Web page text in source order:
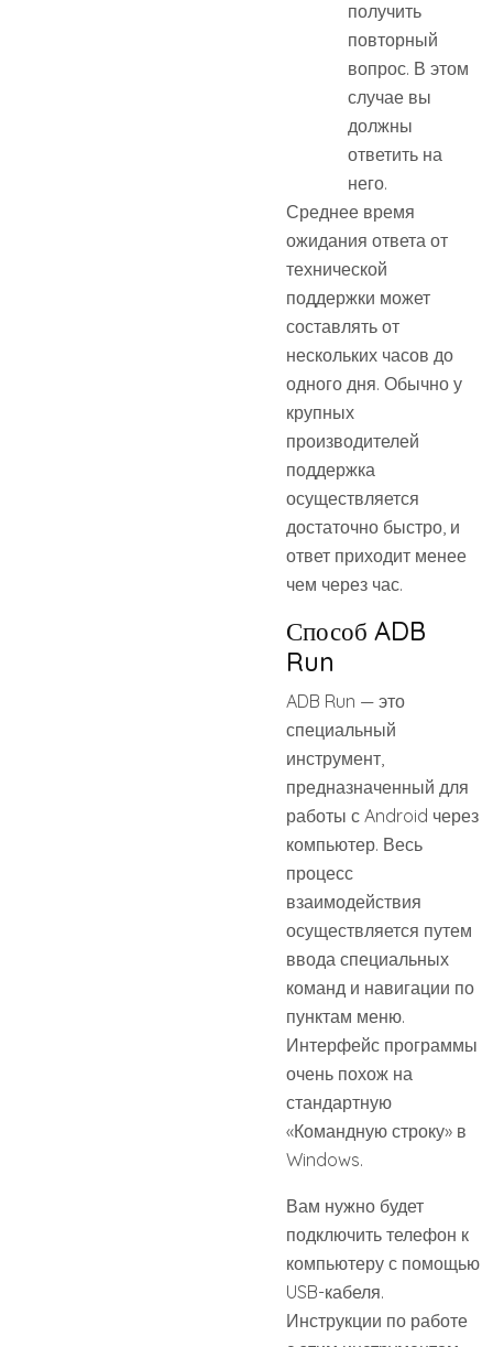
получить
повторный
вопрос. В этом
случае вы
должны
ответить на
него.
Среднее время
ожидания ответа от
технической
поддержки может
составлять от
нескольких часов до
одного дня. Обычно у
крупных
производителей
поддержка
осуществляется
достаточно быстро, и
ответ приходит менее
чем через час.
Способ ADB
Run
ADB Run — это
специальный
инструмент,
предназначенный для
работы с Android через
компьютер. Весь
процесс
взаимодействия
осуществляется путем
ввода специальных
команд и навигации по
пунктам меню.
Интерфейс программы
очень похож на
стандартную
«Командную строку» в
Windows.
Вам нужно будет
подключить телефон к
компьютеру с помощью
USB-кабеля.
Инструкции по работе